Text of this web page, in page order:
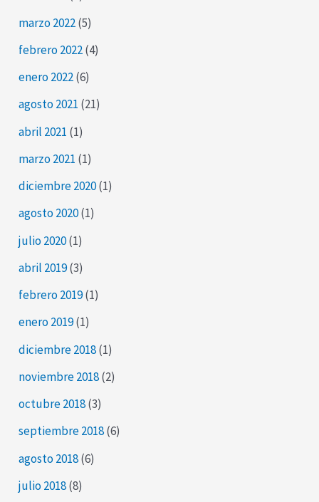
marzo 2022(5)
febrero 2022(4)
enero 2022(6)
agosto 2021 (21)
abril 2021 (1)
marzo 2021 (1)
diciembre 2020(1)
agosto 2020(1)
julio 2020(1)
abril 2019(3)
febrero 2019(1)
enero 2019(1)
diciembre 2018(1)
noviembre 2018(2)
octubre 2018(3)
septiembre 2018(6)
agosto 2018(6)
julio 2018(8)